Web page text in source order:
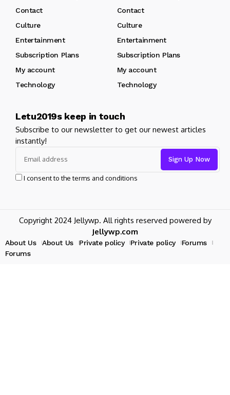
Contact
Contact
Culture
Culture
Entertainment
Entertainment
Subscription Plans
Subscription Plans
My account
My account
Technology
Technology
Letu2019s keep in touch
Subscribe to our newsletter to get our newest articles
instantly!
I consent to the terms and conditions
Copyright 2024 Jellywp. All rights reserved powered by
Jellywp.com
About Us About Us Private policy Private policy
Forums
Forums